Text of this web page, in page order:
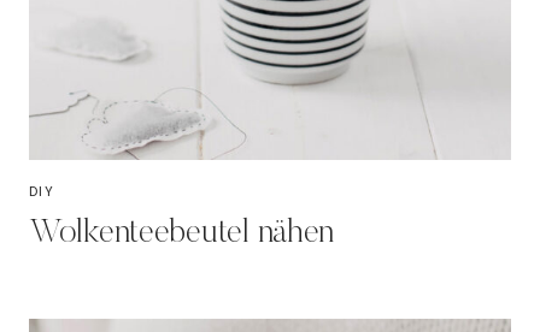
DIY
Wolkenteebeutel nähen